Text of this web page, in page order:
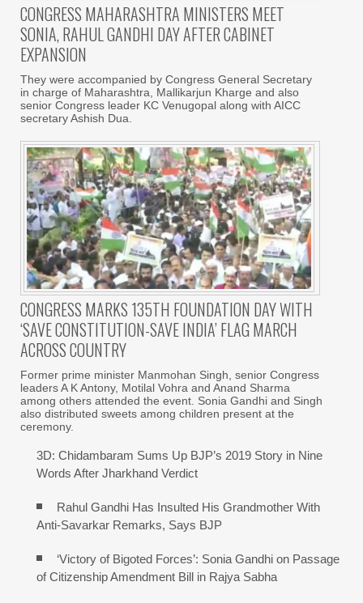
CONGRESS MAHARASHTRA MINISTERS MEET
SONIA, RAHUL GANDHI DAY AFTER CABINET
EXPANSION
They were accompanied by Congress General Secretary
in charge of Maharashtra, Mallikarjun Kharge and also
senior Congress leader KC Venugopal along with AICC
secretary Ashish Dua.
CONGRESS MARKS 135TH FOUNDATION DAY WITH
‘SAVE CONSTITUTION-SAVE INDIA’ FLAG MARCH
ACROSS COUNTRY
Former prime minister Manmohan Singh, senior Congress
leaders A K Antony, Motilal Vohra and Anand Sharma
among others attended the event. Sonia Gandhi and Singh
also distributed sweets among children present at the
ceremony.
3D: Chidambaram Sums Up BJP’s 2019 Story in Nine
Words After Jharkhand Verdict
Rahul Gandhi Has Insulted His Grandmother With
Anti-Savarkar Remarks, Says BJP
‘Victory of Bigoted Forces’: Sonia Gandhi on Passage
of Citizenship Amendment Bill in Rajya Sabha